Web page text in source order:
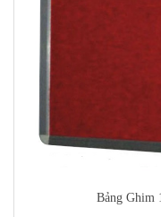
Bảng Ghim